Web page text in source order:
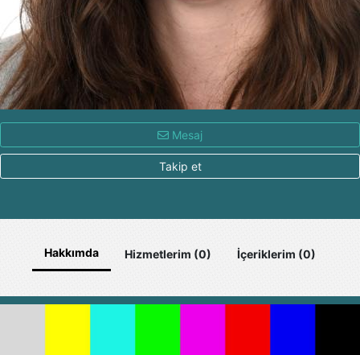
Mesaj
Takip et
Hakkımda Hizmetlerim (0) İçeriklerim (0)